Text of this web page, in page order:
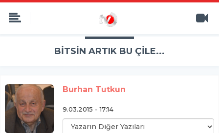
BİTSİN ARTIK BU ÇİLE...
Burhan Tutkun
9.03.2015 - 17:14